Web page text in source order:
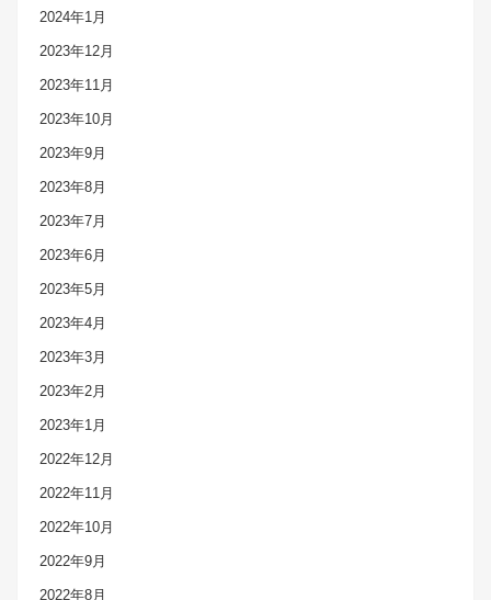
2024年1月
2023年12月
2023年11月
2023年10月
2023年9月
2023年8月
2023年7月
2023年6月
2023年5月
2023年4月
2023年3月
2023年2月
2023年1月
2022年12月
2022年11月
2022年10月
2022年9月
2022年8月